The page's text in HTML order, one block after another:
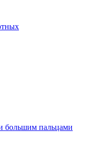
большим пальцами